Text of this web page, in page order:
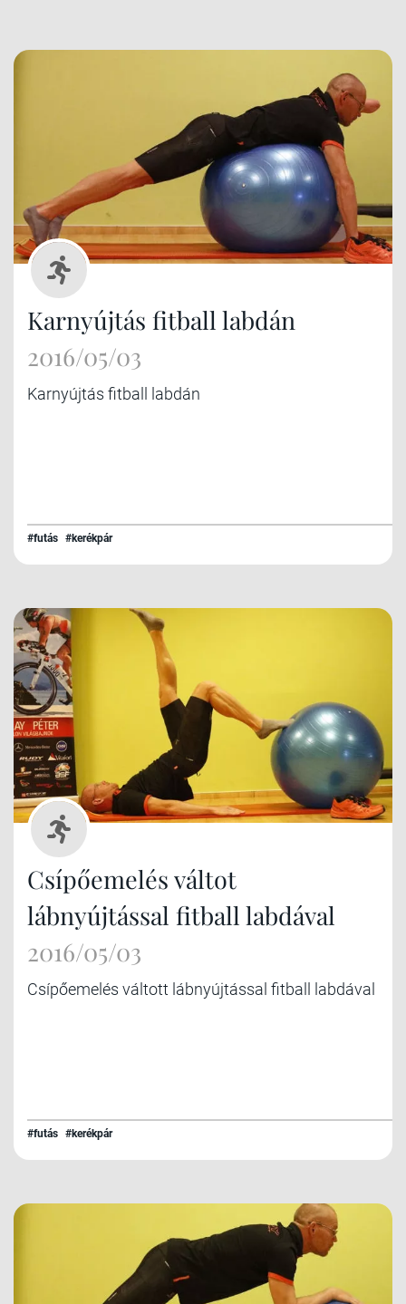
Karnyújtás fitball labdán
2016/05/03
Karnyújtás fitball labdán
#futás #kerékpár
Csípőemelés váltot
lábnyújtással fitball labdával
2016/05/03
Csípőemelés váltott lábnyújtással fitball labdával
#futás #kerékpár